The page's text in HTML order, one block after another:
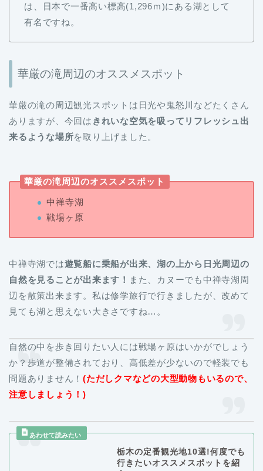
は、日本で一番高い標高(1,296ｍ)にある湖として
有名ですね。
華厳の滝周辺のオススメスポット
華厳の滝の周辺観光スポットは日光や鬼怒川などたくさん
ありますが、今回は きれいな空気を吸ってリフレッシュ出
来るような場所を取り上げました。
華厳の滝周辺のオススメスポット
中禅寺湖
戦場ヶ原
中禅寺湖では遊覧船に乗船が出来、湖の上から日光周辺の
自然を見ることが出来ます！ また、カヌーでも中禅寺湖周
辺を散策出来ます。私は修学旅行で行きましたが、改めて
見ても湖と思えない大きさですね…。
自然の中を歩き回りたい人には戦場ヶ原はいかがでしょう
か？歩道が整備されており、高低差が少ないので軽装でも
問題ありません！(ただしクマなどの大型動物もいるので、
注意しましょう！)
栃木の定番観光地10選!何度でも
行きたいオススメスポットを紹